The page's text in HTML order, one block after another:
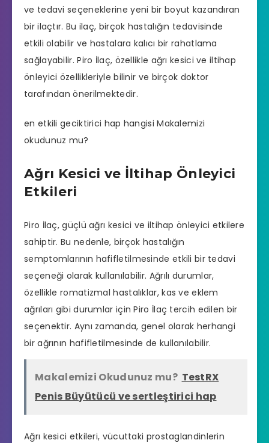
ve tedavi seçeneklerine yeni bir boyut kazandıran
bir ilaçtır. Bu ilaç, birçok hastalığın tedavisinde
etkili olabilir ve hastalara kalıcı bir rahatlama
sağlayabilir. Piro İlaç, özellikle ağrı kesici ve iltihap
önleyici özellikleriyle bilinir ve birçok doktor
tarafından önerilmektedir.
en etkili geciktirici hap hangisi Makalemizi
okudunuz mu?
Ağrı Kesici ve İltihap Önleyici
Etkileri
Piro İlaç, güçlü ağrı kesici ve iltihap önleyici etkilere
sahiptir. Bu nedenle, birçok hastalığın
semptomlarının hafifletilmesinde etkili bir tedavi
seçeneği olarak kullanılabilir. Ağrılı durumlar,
özellikle romatizmal hastalıklar, kas ve eklem
ağrıları gibi durumlar için Piro İlaç tercih edilen bir
seçenektir. Aynı zamanda, genel olarak herhangi
bir ağrının hafifletilmesinde de kullanılabilir.
Makalemizi Okudunuz mu? TestRX
Penis Büyütücü ve sertleştirici hap
Ağrı kesici etkileri, vücuttaki prostaglandinlerin